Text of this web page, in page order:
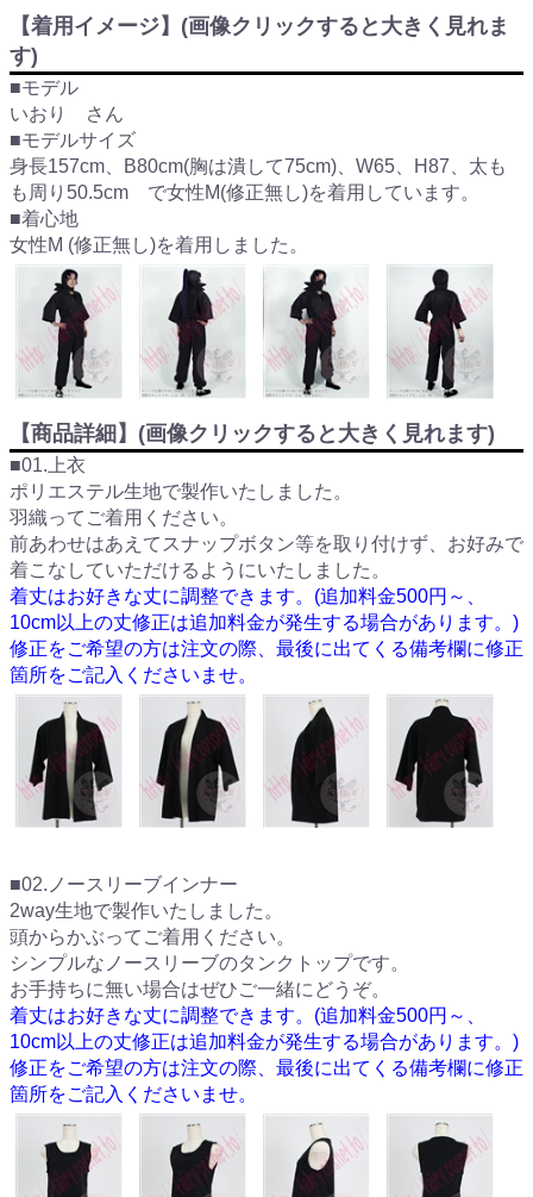
【着用イメージ】(画像クリックすると大きく見れま
す)
■モデル
いおり さん
■モデルサイズ
身長157cm、B80cm(胸は潰して75cm)、W65、H87、太も
も周り50.5cm で女性M(修正無し)を着用しています。
■着心地
女性M (修正無し)を着用しました。
【商品詳細】(画像クリックすると大きく見れます)
■01.上衣
ポリエステル生地で製作いたしました。
羽織ってご着用ください。
前あわせはあえてスナップボタン等を取り付けず、お好みで
着こなしていただけるようにいたしました。
着丈はお好きな丈に調整できます。(追加料金500円～、
10cm以上の丈修正は追加料金が発生する場合があります。)
修正をご希望の方は注文の際、最後に出てくる備考欄に修正
箇所をご記入くださいませ。
■02.ノースリーブインナー
2way生地で製作いたしました。
頭からかぶってご着用ください。
シンプルなノースリーブのタンクトップです。
お手持ちに無い場合はぜひご一緒にどうぞ。
着丈はお好きな丈に調整できます。(追加料金500円～、
10cm以上の丈修正は追加料金が発生する場合があります。)
修正をご希望の方は注文の際、最後に出てくる備考欄に修正
箇所をご記入くださいませ。